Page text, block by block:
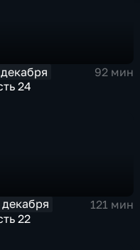
92 мин
24
декабря
121 мин
22